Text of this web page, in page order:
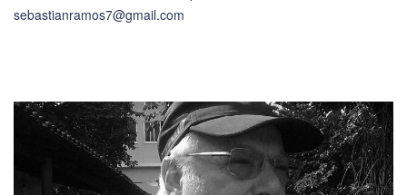
sebastianramos7@gmail.com